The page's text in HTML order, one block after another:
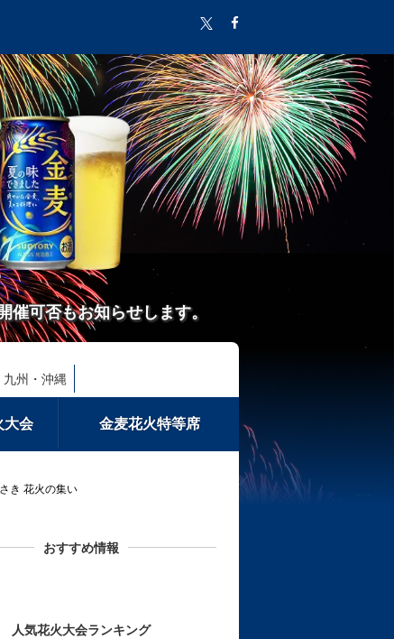
可否もお知らせします。
九州・沖縄
大会 金麦花火特等席
き 花火の集い
おすすめ情報
人気花火大会ランキング